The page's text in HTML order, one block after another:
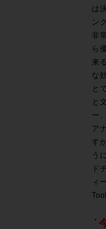
は
ン
非
ら
来
な
と
と
ー
ア
す
う
ド
ィ